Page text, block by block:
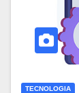
TECNOLOGIA